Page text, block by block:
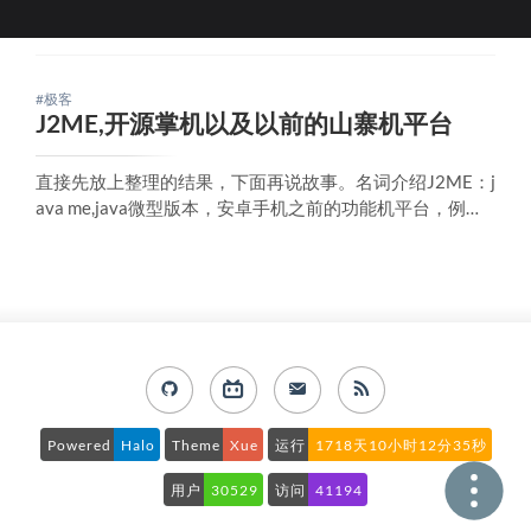
#极客
J2ME,开源掌机以及以前的山寨机平台
直接先放上整理的结果，下面再说故事。名词介绍J2ME：j
ava me,java微型版本，安卓手机之前的功能机平台，例如
Powered Halo Theme Xue 运行 1718天10小时12分35秒
用户 30529 访问 41194